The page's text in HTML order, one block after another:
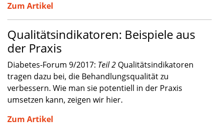
Zum Artikel
Qualitätsindikatoren: Beispiele aus
der Praxis
Diabetes-Forum 9/2017: Teil 2 Qualitätsindikatoren
tragen dazu bei, die Behandlungsqualität zu
verbessern. Wie man sie potentiell in der Praxis
umsetzen kann, zeigen wir hier.
Zum Artikel